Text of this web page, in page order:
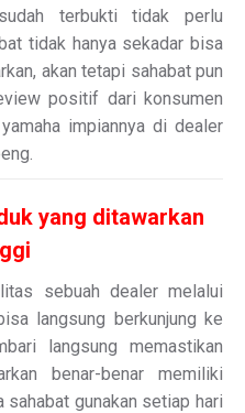
terbukti tidak perlu
tidak hanya sekadar bisa
akan tetapi sahabat pun
positif dari konsumen
impiannya di dealer
yang ditawarkan
sebuah dealer melalui
langsung berkunjung ke
langsung memastikan
benar-benar memiliki
gunakan setiap hari